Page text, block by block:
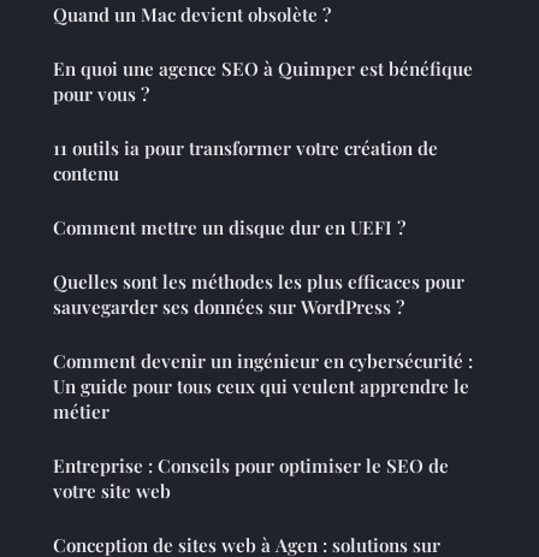
Quand un Mac devient obsolète ?
En quoi une agence SEO à Quimper est bénéfique
pour vous ?
11 outils ia pour transformer votre création de
contenu
Comment mettre un disque dur en UEFI ?
Quelles sont les méthodes les plus efficaces pour
sauvegarder ses données sur WordPress ?
Comment devenir un ingénieur en cybersécurité :
Un guide pour tous ceux qui veulent apprendre le
métier
Entreprise : Conseils pour optimiser le SEO de
votre site web
Conception de sites web à Agen : solutions sur